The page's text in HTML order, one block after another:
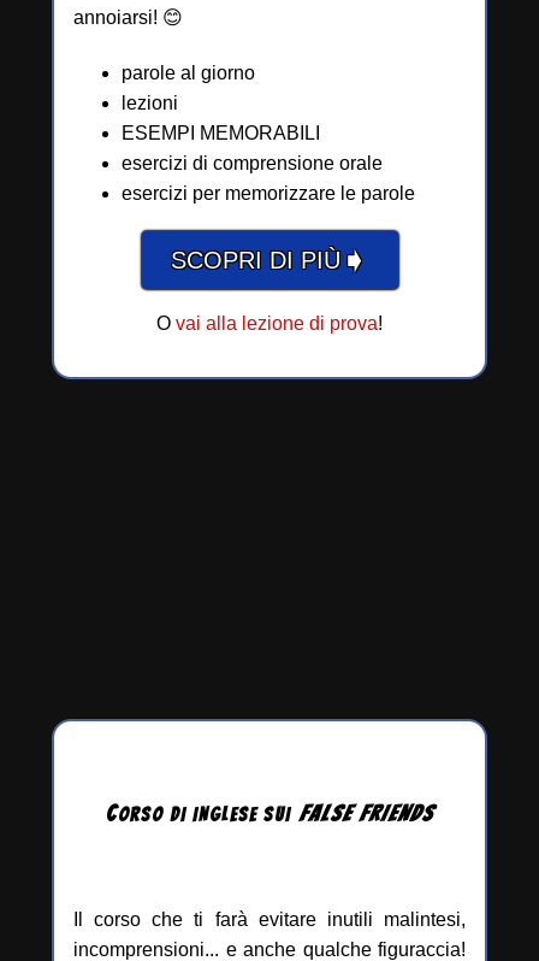
annoiarsi! 😊
parole al giorno
lezioni
ESEMPI MEMORABILI
esercizi di comprensione orale
esercizi per memorizzare le parole
SCOPRI DI PIÙ➧
O vai alla lezione di prova!
CORSO DI INGLESE SUI FALSEFRIENDS
Il corso che ti farà evitare inutili malintesi,
incomprensioni... e anche qualche figuraccia!